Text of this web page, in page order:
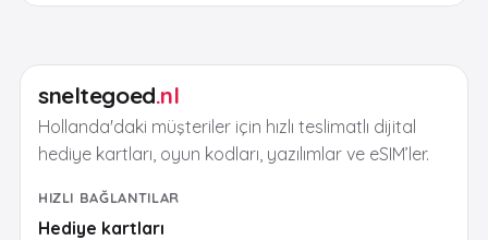
sneltegoed.nl
Hollanda'daki müşteriler için hızlı teslimatlı dijital
hediye kartları, oyun kodları, yazılımlar ve eSIM’ler.
HIZLI BAĞLANTILAR
Hediye kartları